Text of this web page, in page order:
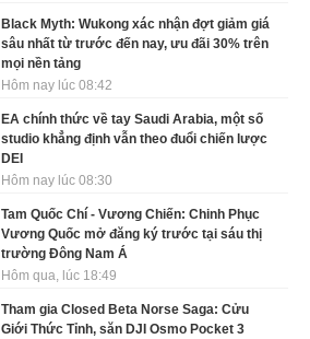
Black Myth: Wukong xác nhận đợt giảm giá
sâu nhất từ trước đến nay, ưu đãi 30% trên
mọi nền tảng
Hôm nay lúc 08:42
EA chính thức về tay Saudi Arabia, một số
studio khẳng định vẫn theo đuổi chiến lược
DEI
Hôm nay lúc 08:30
Tam Quốc Chí - Vương Chiến: Chinh Phục
Vương Quốc mở đăng ký trước tại sáu thị
trường Đông Nam Á
Hôm qua, lúc 18:49
Tham gia Closed Beta Norse Saga: Cửu
Giới Thức Tỉnh, săn DJI Osmo Pocket 3